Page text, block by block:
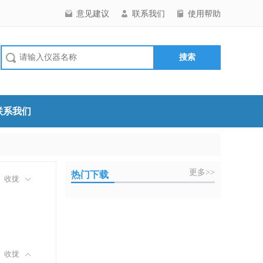
使用帮助
联系我们
意见建议
系我们
收拢
收拢
热门下载 更多>>